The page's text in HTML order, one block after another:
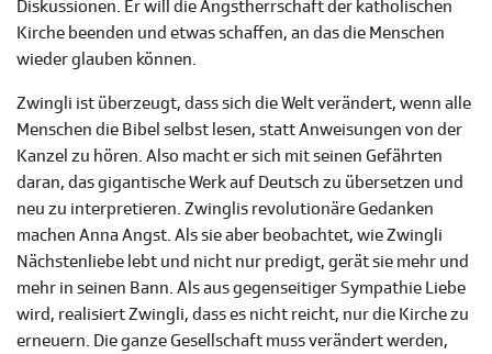
Diskussionen. Er will die Angstherrschaft der katholischen
Kirche beenden und etwas schaffen, an das die Menschen
wieder glauben können.
Zwingli ist überzeugt, dass sich die Welt verändert, wenn alle
Menschen die Bibel selbst lesen, statt Anweisungen von der
Kanzel zu hören. Also macht er sich mit seinen Gefährten
daran, das gigantische Werk auf Deutsch zu übersetzen und
neu zu interpretieren. Zwinglis revolutionäre Gedanken
machen Anna Angst. Als sie aber beobachtet, wie Zwingli
Nächstenliebe lebt und nicht nur predigt, gerät sie mehr und
mehr in seinen Bann. Als aus gegenseitiger Sympathie Liebe
wird, realisiert Zwingli, dass es nicht reicht, nur die Kirche zu
erneuern. Die ganze Gesellschaft muss verändert werden,